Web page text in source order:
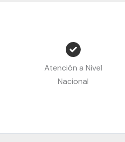
Atención a Nivel
Nacional